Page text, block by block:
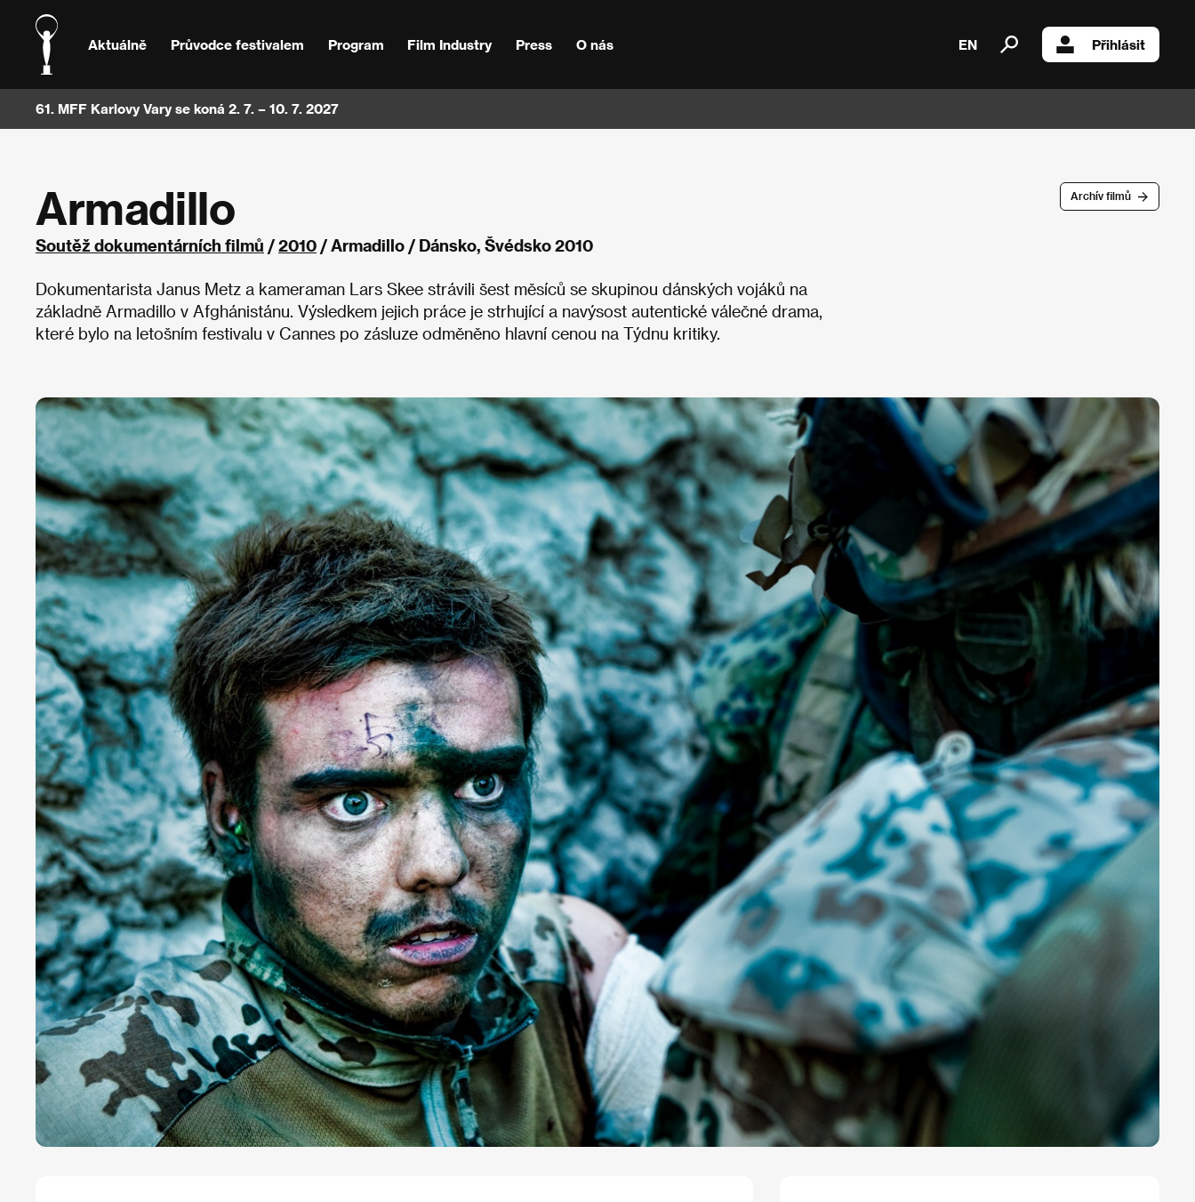
Aktuálně Průvodce festivalem Program Film Industry Press O nás EN Přihlásit
61. MFF Karlovy Vary se koná 2. 7. – 10. 7. 2027
Archív filmů
Armadillo
Soutěž dokumentárních filmů /2010 / Armadillo / Dánsko, Švédsko 2010
Dokumentarista Janus Metz a kameraman Lars Skee strávili šest měsíců se skupinou dánských vojáků na
základně Armadillo v Afghánistánu. Výsledkem jejich práce je strhující a navýsost autentické válečné drama,
které bylo na letošním festivalu v Cannes po zásluze odměněno hlavní cenou na Týdnu kritiky.